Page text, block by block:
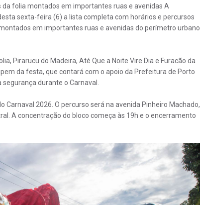
folia montados em importantes ruas e avenidas A
sexta-feira (6) a lista completa com horários e percursos
em importantes ruas e avenidas do perímetro urbano
Pirarucu do Madeira, Até Que a Noite Vire Dia e Furacão da
da festa, que contará com o apoio da Prefeitura de Porto
durante o Carnaval.
Carnaval 2026. O percurso será na avenida Pinheiro Machado,
A concentração do bloco começa às 19h e o encerramento